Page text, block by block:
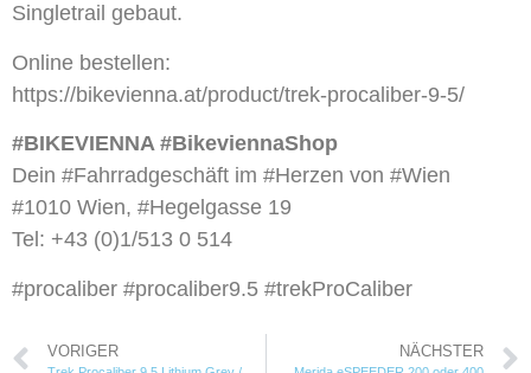
Singletrail gebaut.
Online bestellen:
https://bikevienna.at/product/trek-procaliber-9-5/
#BIKEVIENNA #BikeviennaShop
Dein #Fahrradgeschäft im #Herzen von #Wien
#1010 Wien, #Hegelgasse 19
Tel: +43 (0)1/513 0 514
#procaliber #procaliber9.5 #trekProCaliber
VORIGER NÄCHSTER